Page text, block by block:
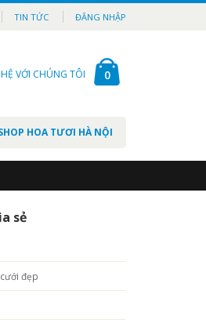
TIN TỨC ĐĂNG NHẬP
VỚI CHÚNG TÔI 0
HOA TƯƠI HÀ NỘI
sẻ
đẹp